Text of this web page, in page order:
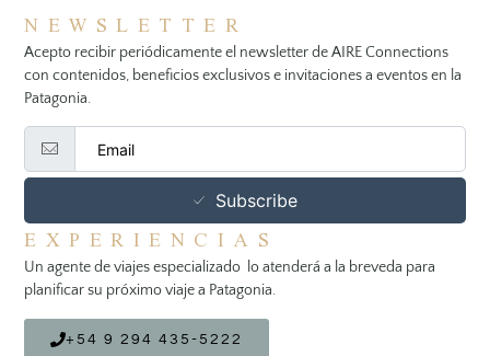
NEWSLETTER
Acepto recibir periódicamente el newsletter de AIRE Connections
con contenidos, beneficios exclusivos e invitaciones a eventos en la
Patagonia.
Subscribe
EXPERIENCIAS
Un agente de viajes especializado lo atenderá a la breveda para
planificar su próximo viaje a Patagonia.
+54 9 294 435-5222